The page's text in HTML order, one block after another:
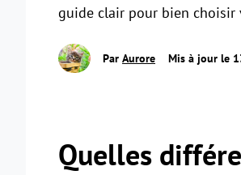
guide clair pour bien
Par Aurore Mis à jour le
Quelles